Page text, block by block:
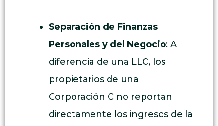
Separación de Finanzas
Personales y del Negocio: A
diferencia de una LLC, los
propietarios de una
Corporación C no reportan
directamente los ingresos de la